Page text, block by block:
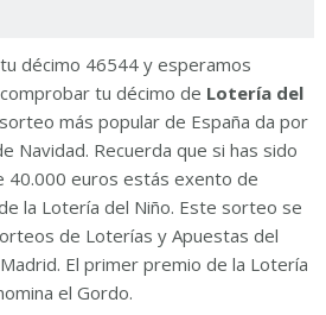
décimo 46544 y esperamos
tu décimo de Lotería del
más popular de España da por
Navidad. Recuerda que si has sido
40.000 euros estás exento de
la Lotería del Niño. Este sorteo se
de Loterías y Apuestas del
El primer premio de la Lotería
el Gordo.